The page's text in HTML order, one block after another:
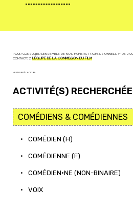
POUR CONSULTER L'ENSEMBLE DE NOS FICHIERS PROFESSIONNELS (+ DE 2 000
CONTACTEZ L'ÉQUIPE DE LA COMMISSION DU FILM
< RETOUR À L'ACCUEIL
ACTIVITÉ(S)
• COMÉDIEN (H)
• COMÉDIENNE (F)
• COMÉDIEN·NE (NON-BINAIRE)
• VOIX